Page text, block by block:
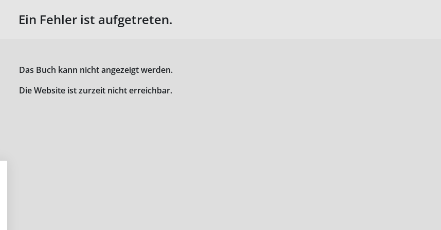
Ein Fehler ist aufgetreten.
Das Buch kann nicht angezeigt werden.
Die Website ist zurzeit nicht erreichbar.